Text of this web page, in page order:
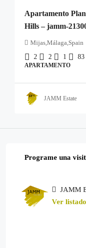
Apartamento
Hills – jamm-
Mijas,Málaga,Spain
2
2 1 83
APARTAMENTO
JAMM Estate
Programe una
JAMM
Ver